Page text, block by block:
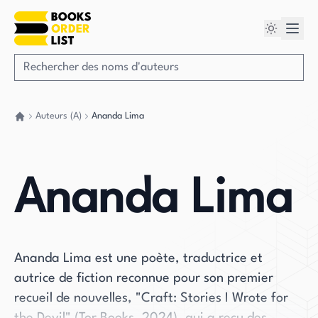
Auteurs (A) Ananda Lima
Ananda Lima
Ananda Lima est une poète, traductrice et
autrice de fiction reconnue pour son premier
recueil de nouvelles, "Craft: Stories I Wrote for